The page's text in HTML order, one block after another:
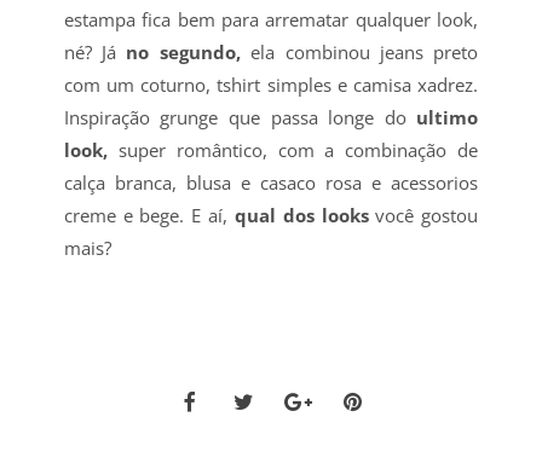
estampa fica bem para arrematar qualquer look,
né? Já no segundo, ela combinou jeans preto
com um coturno, tshirt simples e camisa xadrez.
Inspiração grunge que passa longe do ultimo
look,super romântico, com a combinação de
calça branca, blusa e casaco rosa e acessorios
creme e bege. E aí, qual dos looksvocê gostou
mais?